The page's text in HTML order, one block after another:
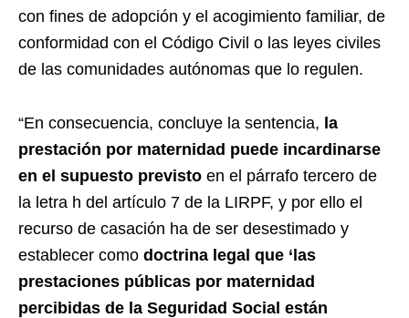
con fines de adopción y el acogimiento familiar, de
conformidad con el Código Civil o las leyes civiles
de las comunidades autónomas que lo regulen.
“En consecuencia, concluye la sentencia, la
prestación por maternidad puede incardinarse
en el supuesto previsto en el párrafo tercero de
la letra h del artículo 7 de la LIRPF, y por ello el
recurso de casación ha de ser desestimado y
establecer como doctrina legal que ‘las
prestaciones públicas por maternidad
percibidas de la Seguridad Social están